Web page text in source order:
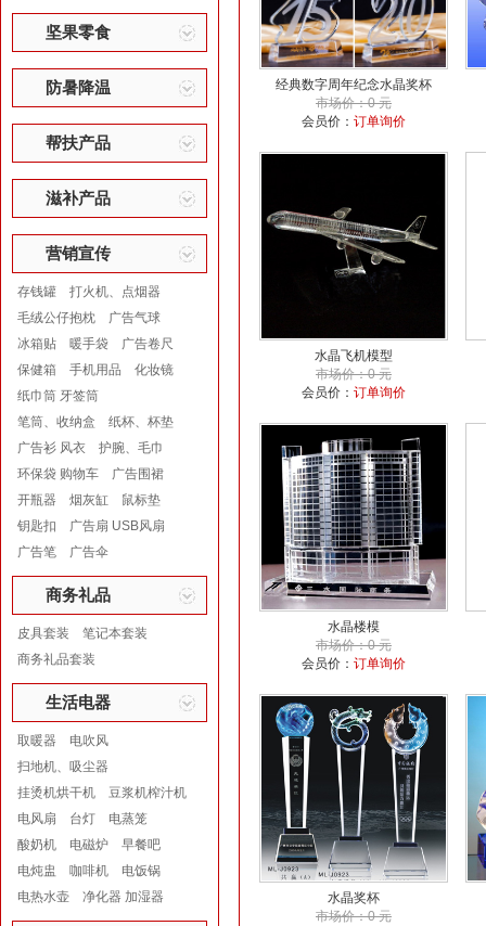
坚果零食
防暑降温
帮扶产品
滋补产品
营销宣传
存钱罐
打火机、点烟器
毛绒公仔抱枕
广告气球
冰箱贴
暖手袋
广告卷尺
保健箱
手机用品
化妆镜
纸巾筒 牙签筒
笔筒、收纳盒
纸杯、杯垫
广告衫 风衣
护腕、毛巾
环保袋 购物车
广告围裙
开瓶器
烟灰缸
鼠标垫
钥匙扣
广告扇 USB风扇
广告笔
广告伞
商务礼品
皮具套装
笔记本套装
商务礼品套装
生活电器
取暖器
电吹风
扫地机、吸尘器
挂烫机烘干机
豆浆机榨汁机
电风扇
台灯
电蒸笼
酸奶机
电磁炉
早餐吧
电炖盅
咖啡机
电饭锅
电热水壶
净化器 加湿器
经典数字周年纪念水晶奖杯
市场价：0 元
会员价： 订单询价
水晶飞机模型
市场价：0 元
会员价： 订单询价
水晶楼模
市场价：0 元
会员价： 订单询价
水晶奖杯
市场价：0 元